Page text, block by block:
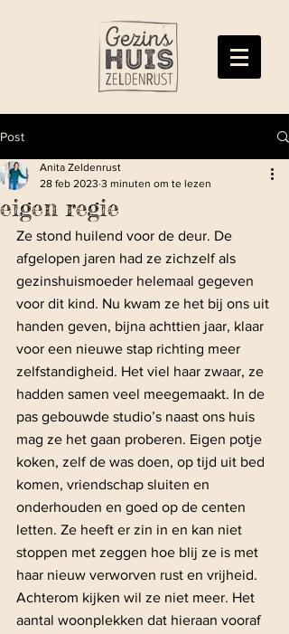
Post
eigen regie
Anita Zeldenrust
28 feb 2023 3 minuten om te lezen
Ze stond huilend voor de deur. De
afgelopen jaren had ze zichzelf als
gezinshuismoeder helemaal gegeven
voor dit kind. Nu kwam ze het bij ons uit
handen geven, bijna achttien jaar, klaar
voor een nieuwe stap richting meer
zelfstandigheid. Het viel haar zwaar, ze
hadden samen veel meegemaakt. In de
pas gebouwde studio’s naast ons huis
mag ze het gaan proberen. Eigen potje
koken, zelf de was doen, op tijd uit bed
komen, vriendschap sluiten en
onderhouden en goed op de centen
letten. Ze heeft er zin in en kan niet
stoppen met zeggen hoe blij ze is met
haar nieuw verworven rust en vrijheid.
Achterom kijken wil ze niet meer. Het
aantal woonplekken dat hieraan vooraf